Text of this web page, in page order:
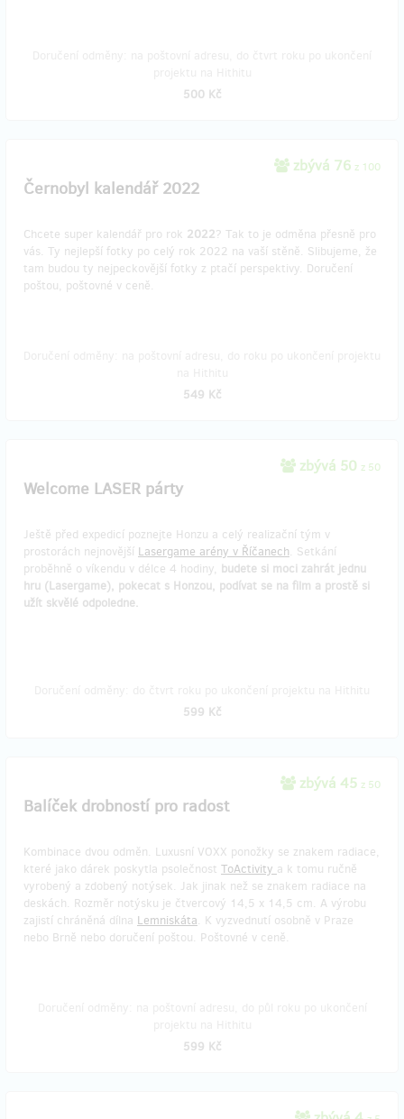
500 Kč
zbývá 76 z 100
Černobyl kalendář 2022
Chcete super kalendář pro rok 2022? Tak to je odměna přesně pro
vás. Ty nejlepší fotky po celý rok 2022 na vaší stěně. Slibujeme, že
tam budou ty nejpeckovější fotky z ptačí perspektivy. Doručení
poštou, poštovné v ceně.
549 Kč
zbývá 50 z 50
Welcome LASER párty
Ještě před expedicí poznejte Honzu a celý realizační tým v
prostorách nejnovější Lasergame arény v Říčanech. Setkání
proběhně o víkendu v délce 4 hodiny, budete si moci zahrát jednu
hru (Lasergame), pokecat s Honzou, podívat se na film a prostě si
užít skvělé odpoledne.
599 Kč
zbývá 45 z 50
Balíček drobností pro radost
Kombinace dvou odměn. Luxusní VOXX ponožky se znakem radiace,
které jako dárek poskytla psolečnost ToActivity a k tomu ručně
vyrobený a zdobený notýsek. Jak jinak než se znakem radiace na
deskách. Rozměr notýsku je čtvercový 14,5 x 14,5 cm. A výrobu
zajistí chráněná dílna Lemniskáta. K vyzvednutí osobně v Praze
nebo Brně nebo doručení poštou. Poštovné v ceně.
599 Kč